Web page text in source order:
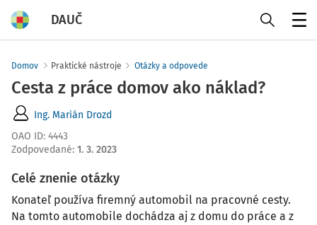
DAUČ
Domov Praktické nástroje Otázky a odpovede
Cesta z práce domov ako náklad?
Ing. Marián Drozd
OAO ID: 4443
Zodpovedané: 1. 3. 2023
Celé znenie otázky
Konateľ používa firemný automobil na pracovné cesty.
Na tomto automobile dochádza aj z domu do práce a z